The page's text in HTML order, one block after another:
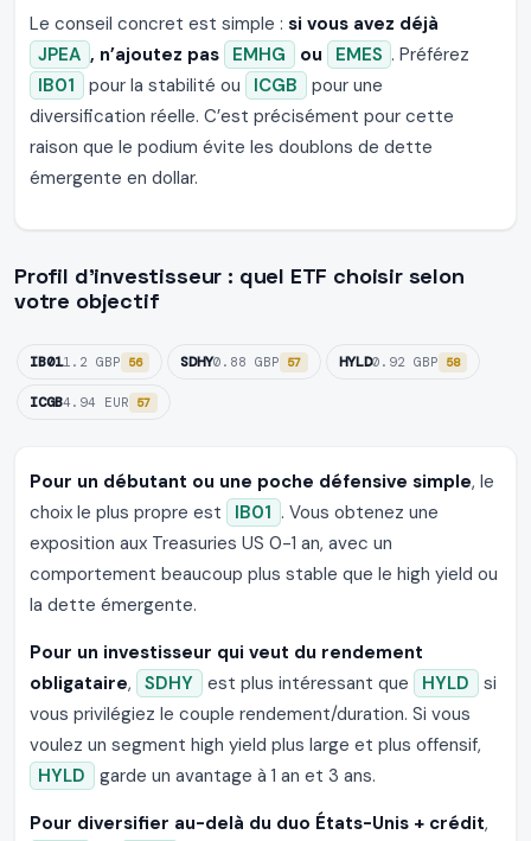
Le conseil concret est simple : si vous avez déjà
JPEA , n’ajoutez pas EMHG ou EMES . Préférez
IB01
pour la stabilité ou ICGB
pour une
diversification réelle. C’est précisément pour cette
raison que le podium évite les doublons de dette
émergente en dollar.
Profil d’investisseur : quel ETF choisir selon
votre objectif
IB011.2 GBP 56 SDHY0.88 GBP 57 HYLD0.92 GBP 58
ICGB4.94 EUR 57
Pour un débutant ou une poche défensive simple, le
choix le plus propre est
IB01 . Vous obtenez une
exposition aux Treasuries US 0-1 an, avec un
comportement beaucoup plus stable que le high yield ou
la dette émergente.
Pour un investisseur qui veut du rendement
obligataire, SDHY est plus intéressant que HYLD
si
vous privilégiez le couple rendement/duration. Si vous
voulez un segment high yield plus large et plus offensif,
HYLD
garde un avantage à 1 an et 3 ans.
Pour diversifier au-delà du duo États-Unis + crédit,